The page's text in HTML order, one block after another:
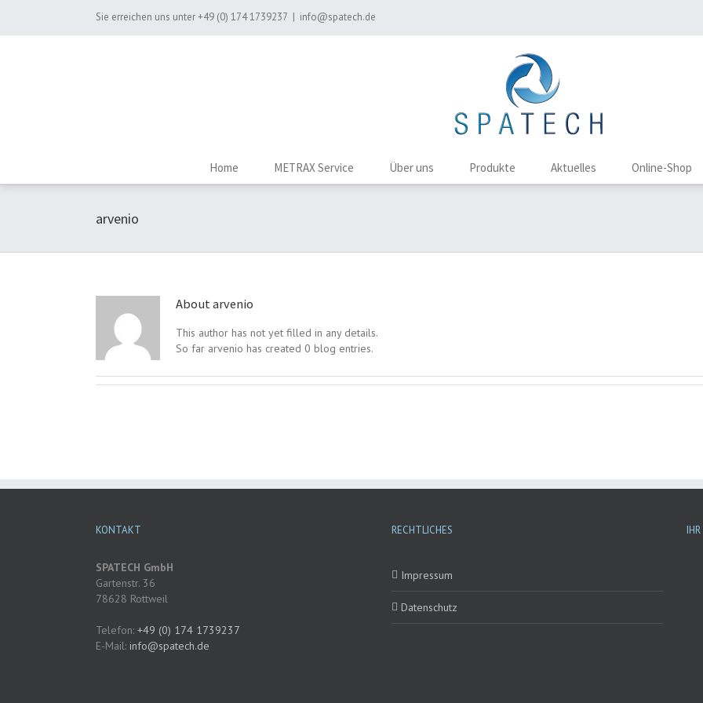
Sie erreichen uns unter+49 (0) 174 1739237 | info@spatech.de
Home METRAX Service Über uns Produkte Aktuelles Online-Shop
arvenio
About arvenio
This author has not yet filled in any details.
So far arvenio has created 0 blog entries.
KONTAKT
SPATECH GmbH
Gartenstr. 36
78628 Rottweil
Telefon: +49 (0) 174 1739237
E-Mail:
ed.hc
etaps
@ofni
RECHTLICHES
Impressum
Datenschutz